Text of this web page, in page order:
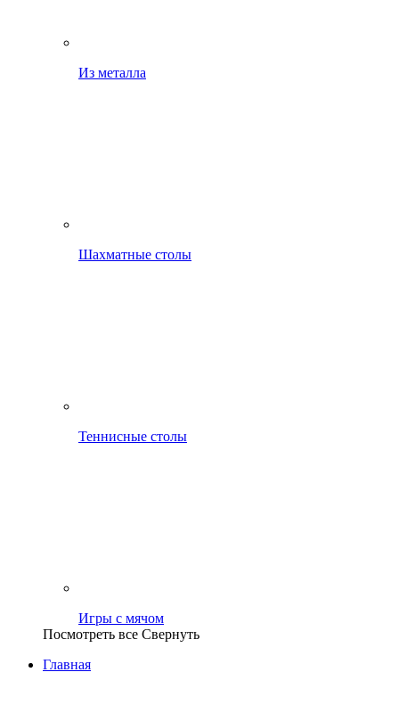
Из металла
Шахматные столы
Теннисные столы
Игры с мячом
Посмотреть все Свернуть
Главная